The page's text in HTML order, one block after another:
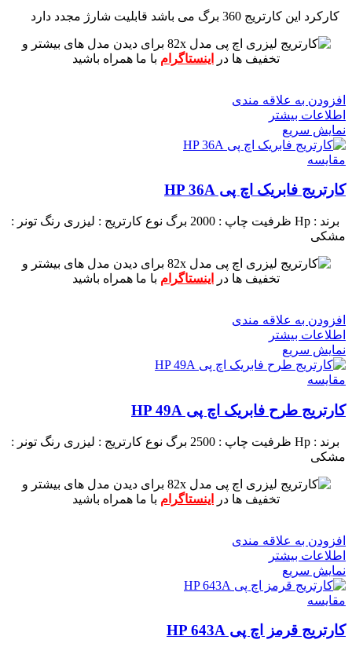
کارکرد این کارتریج 360 برگ می باشد قابلیت شارژ مجدد دارد
برای دیدن مدل های بیشتر و
تخفیف ها در
اینستاگرام با ما همراه باشید
افزودن به علاقه مندی
اطلاعات بیشتر
نمایش سریع
مقايسه
کارتریج فابریک اچ پی HP 36A
برند : Hp ظرفیت چاپ : 2000 برگ نوع کارتریج : لیزری رنگ تونر :
مشکی
برای دیدن مدل های بیشتر و
تخفیف ها در
اینستاگرام با ما همراه باشید
افزودن به علاقه مندی
اطلاعات بیشتر
نمایش سریع
مقايسه
کارتریج طرح فابریک اچ پی HP 49A
برند : Hp ظرفیت چاپ : 2500 برگ نوع کارتریج : لیزری رنگ تونر :
مشکی
برای دیدن مدل های بیشتر و
تخفیف ها در
اینستاگرام با ما همراه باشید
افزودن به علاقه مندی
اطلاعات بیشتر
نمایش سریع
مقايسه
کارتریج قرمز اچ پی HP 643A